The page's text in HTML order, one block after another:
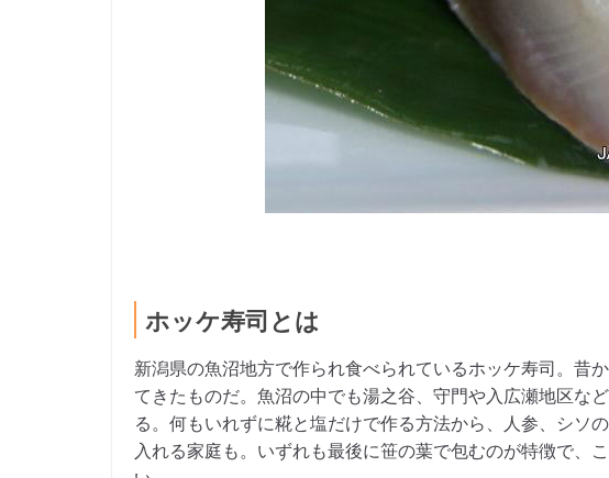
ホッケ寿司とは
新潟県の魚沼地方で作られ食べられているホッケ寿司。昔
てきたものだ。魚沼の中でも湯之谷、守門や入広瀬地区な
る。何もいれずに糀と塩だけで作る方法から、人参、シソ
入れる家庭も。いずれも最後に笹の葉で包むのが特徴で、